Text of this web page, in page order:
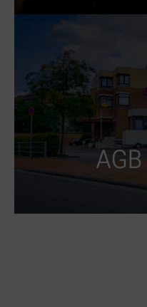
AGB
Gilt auf dem